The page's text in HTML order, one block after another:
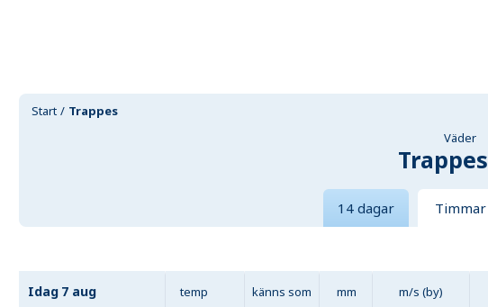
Start Trappes
Väder
Trappes
14 dagar Timmar
Idag 7 aug temp känns som mm m/s (by)